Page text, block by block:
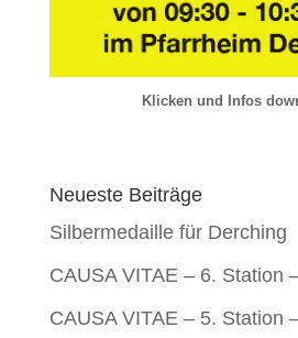
Klicken und Infos
Neueste Beiträge
Silbermedaille für Derching
CAUSA VITAE – 6. Station
CAUSA VITAE – 5. Station